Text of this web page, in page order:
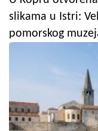
slikama u Istri:
pomorskog